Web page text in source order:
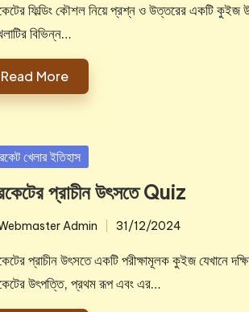
ফিল্ডিং কৌশল নিয়ে প্রশ্ন ও উত্তরের একটি কুইজ
বিভিন্ন…
Read More
খেলার ইতিহাস
প্রাচীন উৎসতে Quiz
Admin 31/12/2024
প্রাচীন উৎসতে একটি পরীক্ষামূলক কুইজ যেখানে
উৎপত্তি, প্রথম রূপ এবং এর…